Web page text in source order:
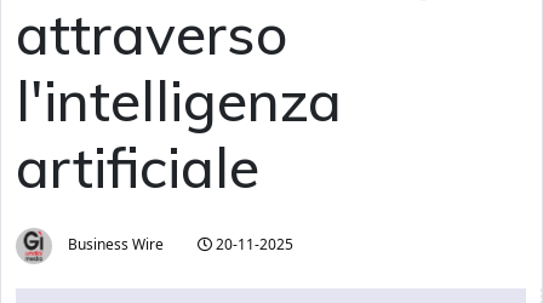
attraverso
l'intelligenza
artificiale
Business Wire 20-11-2025